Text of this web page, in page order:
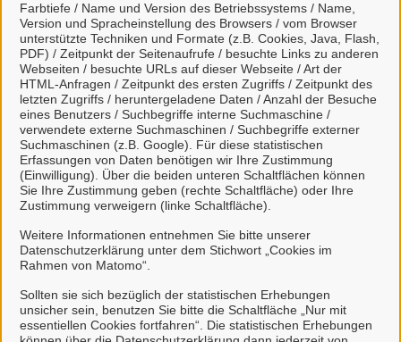
Farbtiefe / Name und Version des Betriebssystems / Name,
Version und Spracheinstellung des Browsers / vom Browser
unterstützte Techniken und Formate (z.B. Cookies, Java, Flash,
PDF) / Zeitpunkt der Seitenaufrufe / besuchte Links zu anderen
Webseiten / besuchte URLs auf dieser Webseite / Art der
HTML-Anfragen / Zeitpunkt des ersten Zugriffs / Zeitpunkt des
letzten Zugriffs / heruntergeladene Daten / Anzahl der Besuche
eines Benutzers / Suchbegriffe interne Suchmaschine /
verwendete externe Suchmaschinen / Suchbegriffe externer
Suchmaschinen (z.B. Google). Für diese statistischen
Erfassungen von Daten benötigen wir Ihre Zustimmung
(Einwilligung). Über die beiden unteren Schaltflächen können
Sie Ihre Zustimmung geben (rechte Schaltfläche) oder Ihre
Zustimmung verweigern (linke Schaltfläche).
Weitere Informationen entnehmen Sie bitte unserer
Datenschutzerklärung unter dem Stichwort „Cookies im
Rahmen von Matomo“.
Sollten sie sich bezüglich der statistischen Erhebungen
unsicher sein, benutzen Sie bitte die Schaltfläche „Nur mit
essentiellen Cookies fortfahren“. Die statistischen Erhebungen
hier registrieren.
Kontaktpersonen
Sachbearbeiterin
Frau Mareike Boelsen
Frau Dirksen